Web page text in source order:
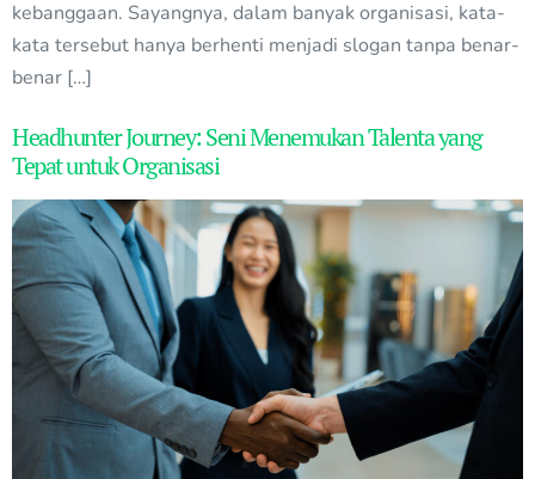
kebanggaan. Sayangnya, dalam banyak organisasi, kata-
kata tersebut hanya berhenti menjadi slogan tanpa benar-
benar […]
Headhunter Journey: Seni Menemukan Talenta yang
Tepat untuk Organisasi